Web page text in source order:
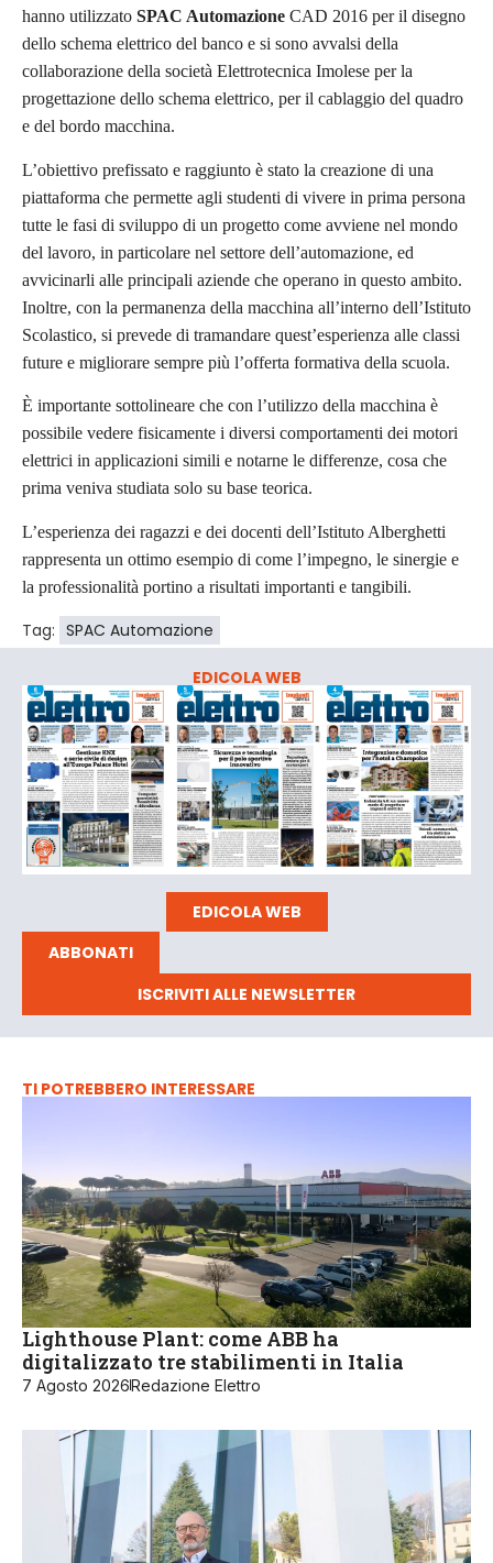
hanno utilizzato SPAC Automazione CAD 2016 per il disegno
dello schema elettrico del banco e si sono avvalsi della
collaborazione della società Elettrotecnica Imolese per la
progettazione dello schema elettrico, per il cablaggio del quadro
e del bordo macchina.
L’obiettivo prefissato e raggiunto è stato la creazione di una
piattaforma che permette agli studenti di vivere in prima persona
tutte le fasi di sviluppo di un progetto come avviene nel mondo
del lavoro, in particolare nel settore dell’automazione, ed
avvicinarli alle principali aziende che operano in questo ambito.
Inoltre, con la permanenza della macchina all’interno dell’Istituto
Scolastico, si prevede di tramandare quest’esperienza alle classi
future e migliorare sempre più l’offerta formativa della scuola.
È importante sottolineare che con l’utilizzo della macchina è
possibile vedere fisicamente i diversi comportamenti dei motori
elettrici in applicazioni simili e notarne le differenze, cosa che
prima veniva studiata solo su base teorica.
L’esperienza dei ragazzi e dei docenti dell’Istituto Alberghetti
rappresenta un ottimo esempio di come l’impegno, le sinergie e
la professionalità portino a risultati importanti e tangibili.
Tag: SPAC Automazione
EDICOLA WEB
EDICOLA WEB
ABBONATI
ISCRIVITI ALLE NEWSLETTER
TI POTREBBERO INTERESSARE
Lighthouse Plant: come ABB ha
digitalizzato tre stabilimenti in Italia
7 Agosto 2026Redazione Elettro